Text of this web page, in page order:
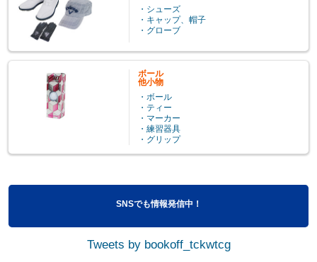
・シューズ
・キャップ、帽子
・グローブ
ボール
他小物
・ボール
・ティー
・マーカー
・練習器具
・グリップ
SNSでも情報発信中！
Tweets by bookoff_tckwtcg